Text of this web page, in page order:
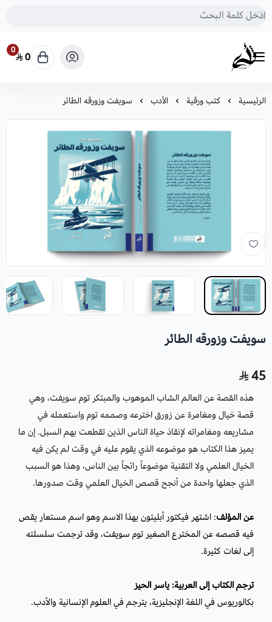
متجر أثرى للكتب
0
0
الرئيسية كتب ورقية الأدب سويفت وزورقه الطائر
سويفت وزورقه الطائر
45
هذه القصة عن العالم الشاب الموهوب والمبتكر توم سويفت، وهي
قصة خيال ومغامرة عن زورقاخترعه وصممه توم واستعمله في
مشاريعه ومغامراته لإنقاذ حياة الناس الذين تقطعت بهم السبل. إن ما
يميز هذا الكتاب هو موضوعه الذي يقوم عليه في وقت لم يكن فيه
الخيال العلمي ولا التقنية موضوعاً رائجاً بين الناس، وهذا هو السبب
الذي جعلها واحدة من أنجح قصص الخيال العلمي وقت صدورها.
عن المؤلف: اشتهر فيكتور أبليتون بهذا الاسم وهو اسم مستعار يقص
فيه قصصه عن المخترع الصغير توم سويفت، وقد ترجمت سلسلته
إلى لغات كثيرة.
ترجم الكتاب إلى العربية: ياسر الحيز
بكالوريوس في اللغة الإنجليزية، يترجم في العلوم الإنسانية والأدب.